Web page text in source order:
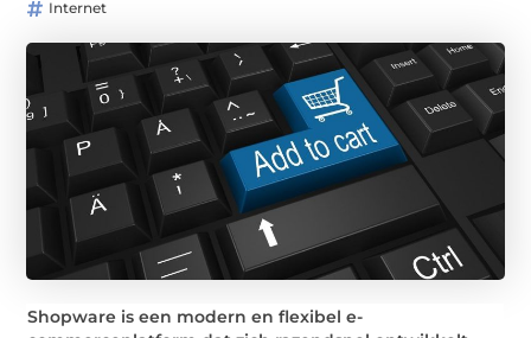
Internet
Shopware is een modern en flexibel e-